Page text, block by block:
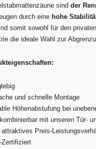
sindder
durch eine hohe
somit sowohl für den
die ideale Wahl zur
und schnelle Montage
Höhenabstufung bei
mit unseren Tür-
attraktives Preis-
Zertifiziert